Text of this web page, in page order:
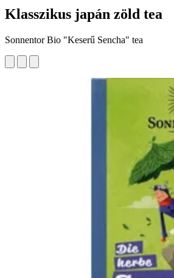
Klasszikus japán zöld tea
Sonnentor Bio "Keserű Sencha" tea